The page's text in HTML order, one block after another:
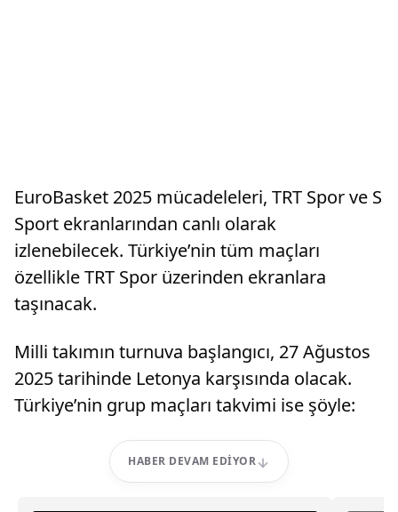
EuroBasket 2025 mücadeleleri, TRT Spor ve S
Sport ekranlarından canlı olarak
izlenebilecek. Türkiye’nin tüm maçları
özellikle TRT Spor üzerinden ekranlara
taşınacak.
Milli takımın turnuva başlangıcı, 27 Ağustos
2025 tarihinde Letonya karşısında olacak.
Türkiye’nin grup maçları takvimi ise şöyle:
HABER DEVAM EDIYOR